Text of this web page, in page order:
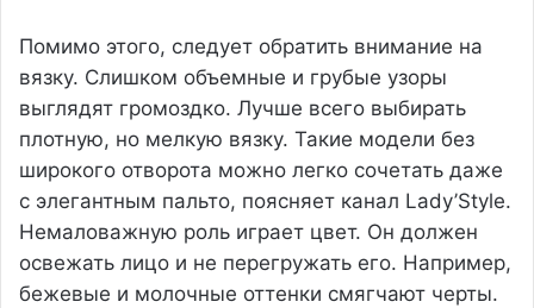
Помимо этого, следует обратить внимание на
вязку. Слишком объемные и грубые узоры
выглядят громоздко. Лучше всего выбирать
плотную, но мелкую вязку. Такие модели без
широкого отворота можно легко сочетать даже
с элегантным пальто, поясняет канал Lady’Style.
Немаловажную роль играет цвет. Он должен
освежать лицо и не перегружать его. Например,
бежевые и молочные оттенки смягчают черты.